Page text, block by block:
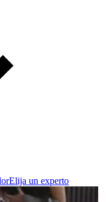
Elija un experto